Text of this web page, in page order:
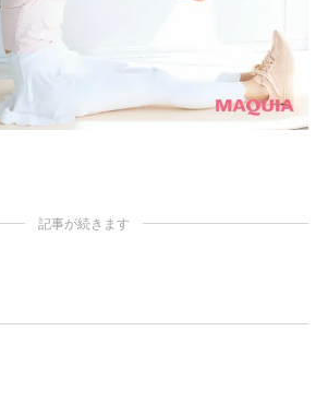
記事が続きます